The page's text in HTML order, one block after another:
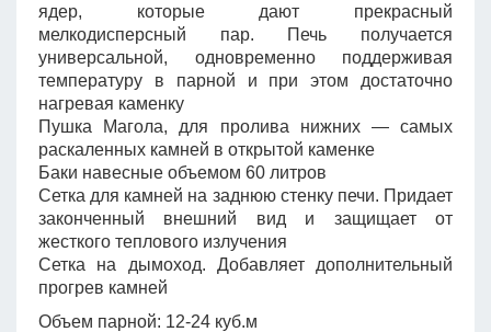
ядер, которые дают прекрасный
мелкодисперсный пар. Печь получается
универсальной, одновременно поддерживая
температуру в парной и при этом достаточно
нагревая каменку
Пушка Магола, для пролива нижних — самых
раскаленных камней в открытой каменке
Баки навесные объемом 60 литров
Сетка для камней на заднюю стенку печи. Придает
законченный внешний вид и защищает от
жесткого теплового излучения
Сетка на дымоход. Добавляет дополнительный
прогрев камней
Объем парной: 12-24 куб.м